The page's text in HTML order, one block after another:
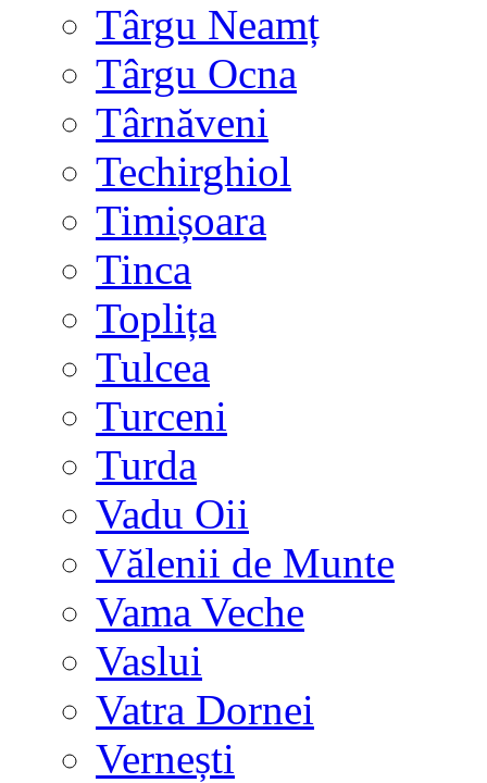
Târgu Neamț
Târgu Ocna
Târnăveni
Techirghiol
Timișoara
Tinca
Toplița
Tulcea
Turceni
Turda
Vadu Oii
Vălenii de Munte
Vama Veche
Vaslui
Vatra Dornei
Vernești